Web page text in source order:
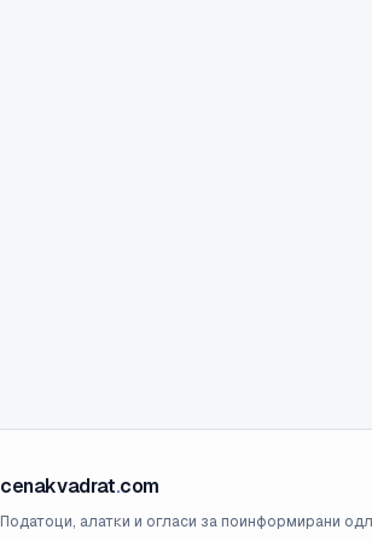
cenakvadrat.com
Податоци, алатки и огласи за поинформирани